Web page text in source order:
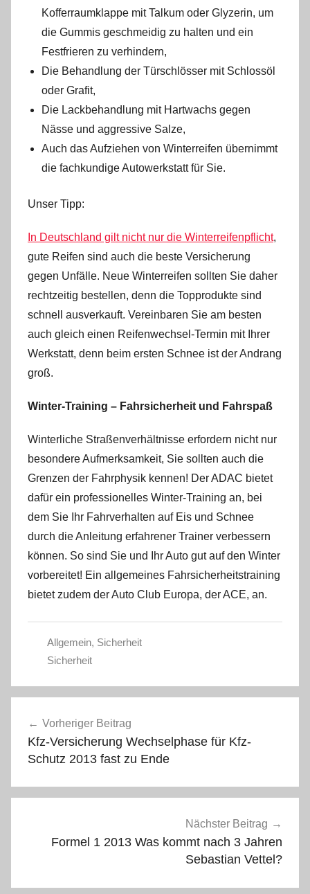
Kofferraumklappe mit Talkum oder Glyzerin, um
die Gummis geschmeidig zu halten und ein
Festfrieren zu verhindern,
Die Behandlung der Türschlösser mit Schlossöl
oder Grafit,
Die Lackbehandlung mit Hartwachs gegen
Nässe und aggressive Salze,
Auch das Aufziehen von Winterreifen übernimmt
die fachkundige Autowerkstatt für Sie.
Unser Tipp:
In Deutschland gilt nicht nur die Winterreifenpflicht,
gute Reifen sind auch die beste Versicherung
gegen Unfälle. Neue Winterreifen sollten Sie daher
rechtzeitig bestellen, denn die Topprodukte sind
schnell ausverkauft. Vereinbaren Sie am besten
auch gleich einen Reifenwechsel-Termin mit Ihrer
Werkstatt, denn beim ersten Schnee ist der Andrang
groß.
Winter-Training – Fahrsicherheit und Fahrspaß
Winterliche Straßenverhältnisse erfordern nicht nur
besondere Aufmerksamkeit, Sie sollten auch die
Grenzen der Fahrphysik kennen! Der ADAC bietet
dafür ein professionelles Winter-Training an, bei
dem Sie Ihr Fahrverhalten auf Eis und Schnee
durch die Anleitung erfahrener Trainer verbessern
können. So sind Sie und Ihr Auto gut auf den Winter
vorbereitet! Ein allgemeines Fahrsicherheitstraining
bietet zudem der Auto Club Europa, der ACE, an.
Allgemein, Sicherheit
Sicherheit
Vorheriger Beitrag
Kfz-Versicherung Wechselphase für Kfz-
Schutz 2013 fast zu Ende
Nächster Beitrag
Formel 1 2013 Was kommt nach 3 Jahren
Sebastian Vettel?